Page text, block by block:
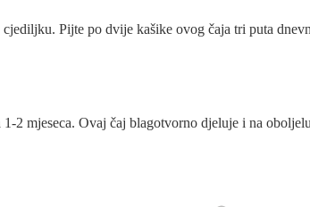
Pijte po dvije kašike ovog čaja tri puta
2 mjeseca. Ovaj čaj blagotvorno djeluje i na oboljelu